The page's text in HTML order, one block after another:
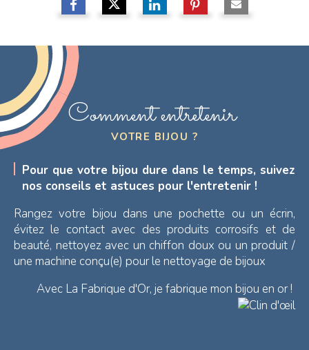
Comment entretenir
VOTRE BIJOU ?
Pour que votre bijou dure dans le temps, suivez
nos conseils et astuces pour l'entretenir !
Rangez votre bijou dans une pochette ou un écrin,
évitez le contact avec des produits corrosifs et de
beauté, nettoyez avec un chiffon doux ou un produit /
une machine conçu(e) pour le nettoyage de bijoux
Avec La Fabrique d'Or, je fabrique mon bijou en or !